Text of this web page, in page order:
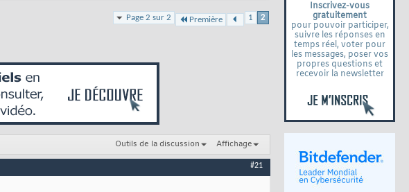
Inscrivez-vous
gratuitement
pour pouvoir participer,
suivre les réponses en
temps réel, voter pour
les messages, poser vos
propres questions et
recevoir la newsletter
Page 2 sur 2 Première 1 2
Outils de la discussion Affichage
#21